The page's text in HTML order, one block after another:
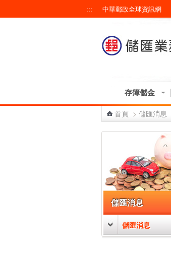
::: 中華郵政全球資訊網
存簿儲金
首頁 > 儲匯消息
儲匯消息
儲匯消息